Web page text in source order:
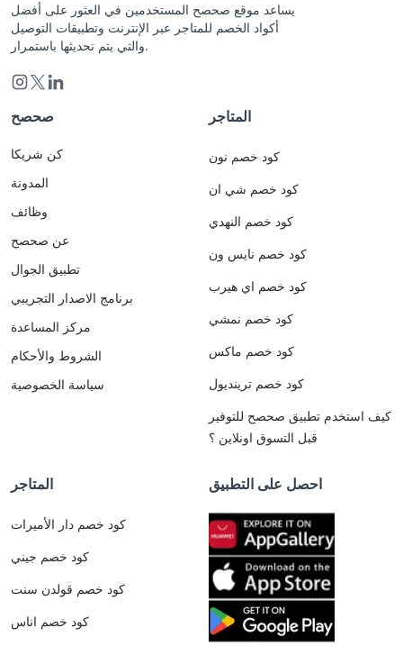
يساعد موقع صحصح المستخدمين في العثور على أفضل
أكواد الخصم للمتاجر عبر الإنترنت وتطبيقات التوصيل
والتي يتم تحديثها باستمرار.
صحصح
كن شريكا
المدونة
وظائف
عن صحصح
تطبيق الجوال
برنامج الاصدار التجريبي
مركز المساعدة
الشروط والأحكام
سياسة الخصوصية
المتاجر
كود خصم نون
كود خصم شي ان
كود خصم النهدي
كود خصم نايس ون
كود خصم اي هيرب
كود خصم نمشي
كود خصم ماكس
كود خصم ترينديول
كيف استخدم تطبيق صحصح للتوفير
قبل التسوق اونلاين ؟
المتاجر
كود خصم دار الأميرات
كود خصم جيني
كود خصم قولدن سنت
كود خصم اناس
احصل على التطبيق